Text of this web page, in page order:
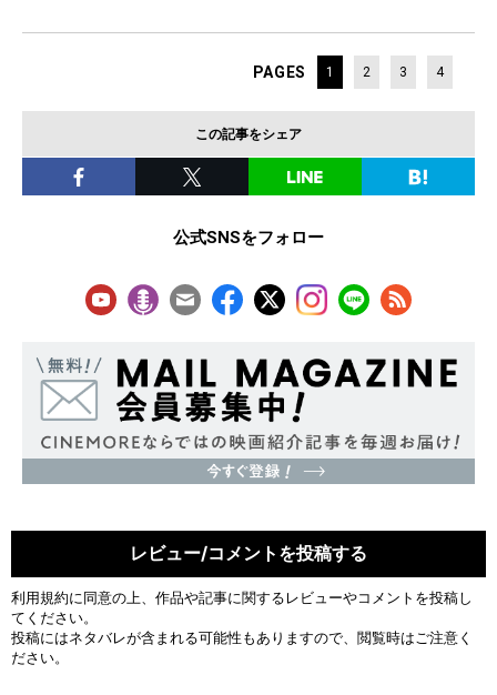
PAGES 1 2 3 4
この記事をシェア
公式SNSをフォロー
レビュー/コメントを投稿する
利用規約に同意の上、作品や記事に関するレビューやコメントを投稿し
てください。
投稿にはネタバレが含まれる可能性もありますので、閲覧時はご注意く
ださい。